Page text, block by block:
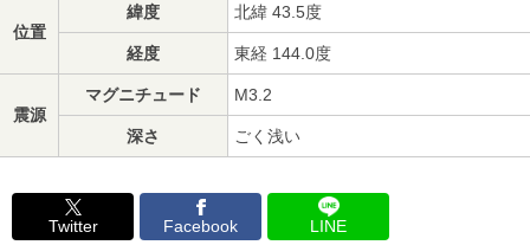
位置
緯度 北緯 43.5度
経度 東経 144.0度
震源
マグニチュード M3.2
深さ ごく浅い
Twitter Facebook LINE